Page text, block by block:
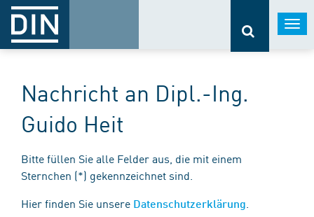
Nachricht an Dipl.-Ing.
Guido Heit
Bitte füllen Sie alle Felder aus, die mit einem
Sternchen (*) gekennzeichnet sind.
Hier finden Sie unsere Datenschutzerklärung